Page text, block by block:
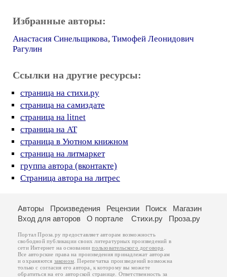
Избранные авторы:
Анастасия Синельщикова, Тимофей Леонидович
Рагулин
Ссылки на другие ресурсы:
страница на стихи.ру
страница на самиздате
страница на litnet
страница на AT
страница в Уютном книжном
страница на литмаркет
группа автора (вконтакте)
Страница автора на литрес
Авторы Произведения Рецензии Поиск
Магазин
Вход для авторов
О портале Стихи.ру Проза.ру
Портал Проза.ру предоставляет авторам возможность
свободной публикации своих литературных произведений в
сети Интернет на основаниипользовательского договора
Все авторские права на произведения принадлежат авторам
и охраняются законом . Перепечатка произведений возможна
только с согласия его автора, к которому вы можете
обратиться на его авторской странице. Ответственность за